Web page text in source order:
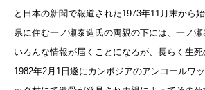
と日本の新聞で報道された1973年11月末から
県に住む一ノ瀬泰造氏の両親の下には、一ノ
いろんな情報が届くことになるが、長らく生死
1982年2月1日遂にカンボジアのアンコールワ